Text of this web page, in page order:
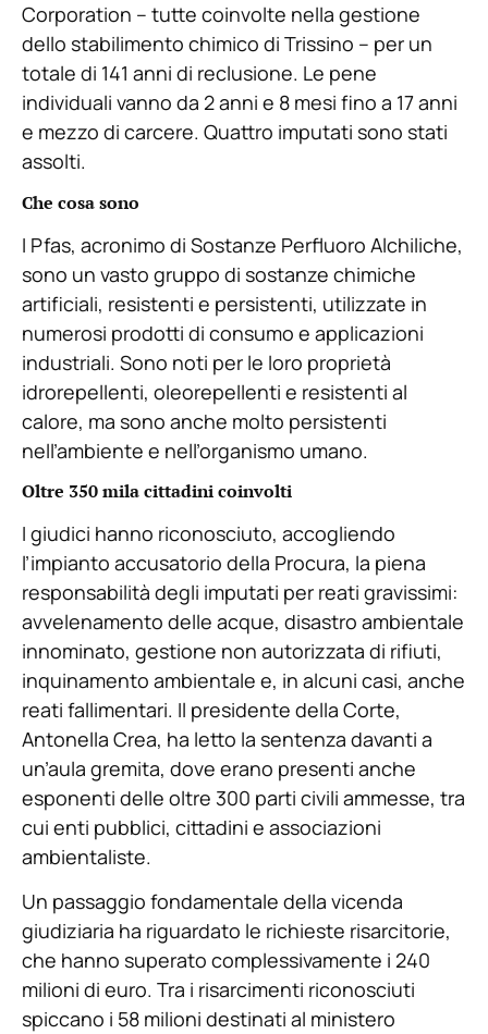
Corporation – tutte coinvolte nella gestione
dello stabilimento chimico di Trissino – per un
totale di 141 anni di reclusione. Le pene
individuali vanno da 2 anni e 8 mesi fino a 17 anni
e mezzo di carcere. Quattro imputati sono stati
assolti.
Che cosa sono
I Pfas, acronimo di Sostanze Perfluoro Alchiliche,
sono un vasto gruppo di sostanze chimiche
artificiali, resistenti e persistenti, utilizzate in
numerosi prodotti di consumo e applicazioni
industriali. Sono noti per le loro proprietà
idrorepellenti, oleorepellenti e resistenti al
calore, ma sono anche molto persistenti
nell’ambiente e nell’organismo umano.
Oltre 350 mila cittadini coinvolti
I giudici hanno riconosciuto, accogliendo
l’impianto accusatorio della Procura, la piena
responsabilità degli imputati per reati gravissimi:
avvelenamento delle acque, disastro ambientale
innominato, gestione non autorizzata di rifiuti,
inquinamento ambientale e, in alcuni casi, anche
reati fallimentari. Il presidente della Corte,
Antonella Crea, ha letto la sentenza davanti a
un’aula gremita, dove erano presenti anche
esponenti delle oltre 300 parti civili ammesse, tra
cui enti pubblici, cittadini e associazioni
ambientaliste.
Un passaggio fondamentale della vicenda
giudiziaria ha riguardato le richieste risarcitorie,
che hanno superato complessivamente i 240
milioni di euro. Tra i risarcimenti riconosciuti
spiccano i 58 milioni destinati al ministero